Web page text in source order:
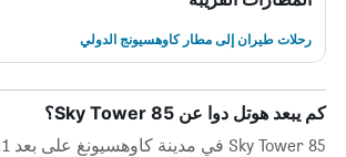
رحلات طيران إلى مطار كاوهسيونج الدولي
كم يبعد هوتل دوا عن 85 Sky Tower؟